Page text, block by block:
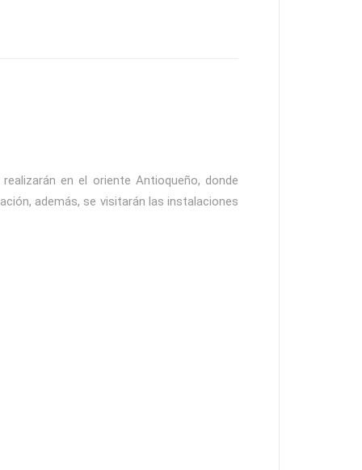
en el oriente Antioqueño, donde
además, se visitarán las instalaciones